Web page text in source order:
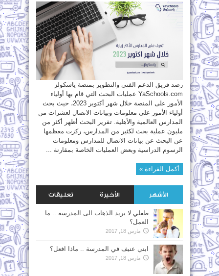
على
المدارس
الأكثر
زيارة
خلال
مغلقة
رصد فريق الدعم الفني والتطوير بمنصة ياسكولز
YaSchools.com عمليات البحث التي قام بها أولياء
الأمور على المنصة خلال شهر أكتوبر 2023، حيث بحث
أولياء الأمور على معلومات وبيانات الاتصال لعشرات من
المدارس العالمية والأهلية. تقرير البحث أظهر أكثر من
مليون عملية بحث لكثير من المدارس، ركزت معظمها
عن البحث عن بيانات الاتصال للمدارس ومعلومات
الرسوم الدراسية وبعض العمليات الخاصة بمقارنة ...
أكمل القراءة »
الأشهر الأخيرة تعليقات
طفلي لا يريد الذهاب الى المدرسة .. ما
العمل؟
مارس 18, 2017
ابني عنيف في المدرسة .. ماذا افعل؟
مارس 18, 2017